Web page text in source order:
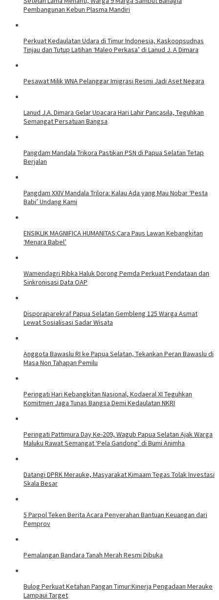
Pembangunan Kebun Plasma Mandiri
Perkuat Kedaulatan Udara di Timur Indonesia, Kaskoopsudnas
Tinjau dan Tutup Latihan ‘Maleo Perkasa’ di Lanud J. A Dimara
Pesawat Milik WNA Pelanggar Imigrasi Resmi Jadi Aset Negara
Lanud J.A. Dimara Gelar Upacara Hari Lahir Pancasila, Teguhkan
Semangat Persatuan Bangsa
Pangdam Mandala Trikora Pastikan PSN di Papua Selatan Tetap
Berjalan
​Pangdam XXIV Mandala Trilora: Kalau Ada yang Mau Nobar ‘Pesta
Babi’ Undang Kami
ENSIKLIK MAGNIFICA HUMANITAS:Cara Paus Lawan Kebangkitan
‘Menara Babel’
Wamendagri Ribka Haluk Dorong Pemda Perkuat Pendataan dan
Sinkronisasi Data OAP
Disporaparekraf Papua Selatan Gembleng 125 Warga Asmat
Lewat Sosialisasi Sadar Wisata
Anggota Bawaslu RI ke Papua Selatan, Tekankan Peran Bawaslu di
Masa Non Tahapan Pemilu
Peringati Hari Kebangkitan Nasional, Kodaeral XI Teguhkan
Komitmen Jaga Tunas Bangsa Demi Kedaulatan NKRI
Peringati Pattimura Day Ke-209, Wagub Papua Selatan Ajak Warga
Maluku Rawat Semangat ‘Pela Gandong’ di Bumi Animha
Datangi DPRK Merauke, Masyarakat Kimaam Tegas Tolak Investasi
Skala Besar
5 Parpol Teken Berita Acara Penyerahan Bantuan Keuangan dari
Pemprov
Pemalangan Bandara Tanah Merah Resmi Dibuka
Bulog Perkuat Ketahan Pangan Timur:Kinerja Pengadaan Merauke
Lampaui Target